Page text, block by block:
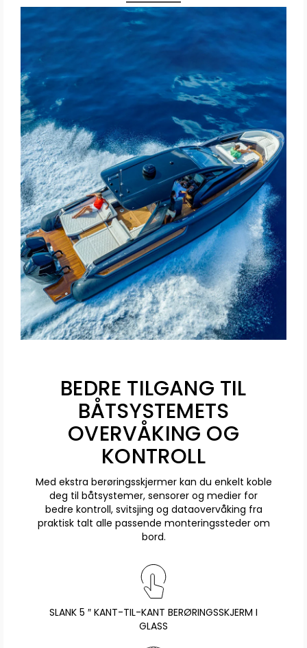
BEDRE TILGANG TIL
BÅTSYSTEMETS
OVERVÅKING OG
KONTROLL
Med ekstra berøringsskjermer kan du enkelt koble
deg til båtsystemer, sensorer og medier for
bedre kontroll, svitsjing og dataovervåking fra
praktisk talt alle passende monteringssteder om
bord.
SLANK 5 ″ KANT-TIL-KANT BERØRINGSSKJERM I
GLASS